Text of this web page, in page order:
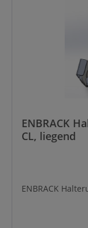
ENBRACK
CL, liegend
ENBRACK